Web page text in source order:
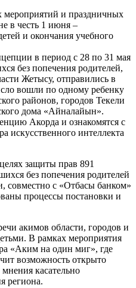
мероприятий и праздничных
в честь 1 июня –
и окончания учебного
в период с 28 по 31 мая
без попечения родителей,
Жетысу, отправились в
вошли по одному ребенку
районов, городов Текели
дома «Айналайын».
Акорда и ознакомятся с
искусственного интеллекта
защиты прав 891
без попечения родителей
совместно с «Отбасы банком»
процессы постановки и
акимов области, городов и
В рамках мероприятия
«Аким на один миг», где
возможность открыто
касательно
региона.